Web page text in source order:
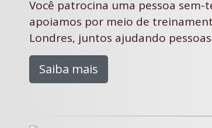
Você patrocina uma pessoa
apoiamos por meio de
Londres, juntos ajudando
Saiba mais